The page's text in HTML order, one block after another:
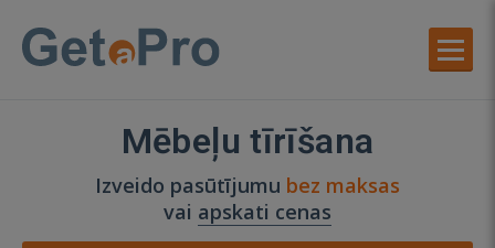
Mēbeļu tīrīšana
Izveido pasūtījumu bez maksas
vai apskati cenas